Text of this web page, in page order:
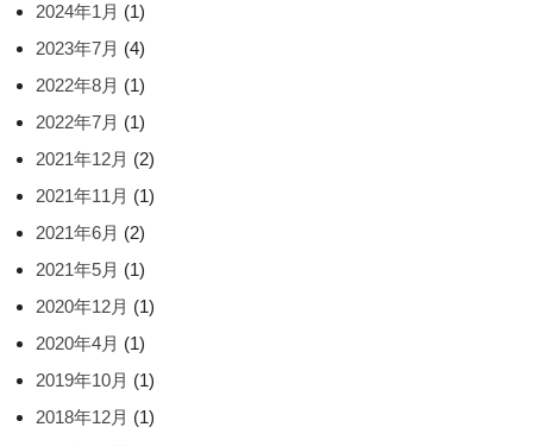
2024年1月 (1)
2023年7月 (4)
2022年8月 (1)
2022年7月 (1)
2021年12月 (2)
2021年11月 (1)
2021年6月 (2)
2021年5月 (1)
2020年12月 (1)
2020年4月 (1)
2019年10月 (1)
2018年12月 (1)